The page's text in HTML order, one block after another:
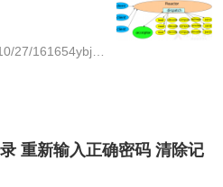
27/161654ybj4s
重新输入正确密码 清除记